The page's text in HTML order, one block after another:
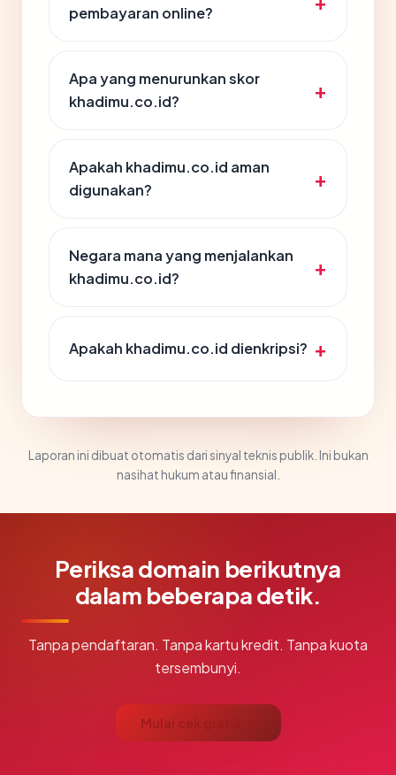
pembayaran online?
Apa yang menurunkan skor
khadimu.co.id?
Apakah khadimu.co.id aman
digunakan?
Negara mana yang menjalankan
khadimu.co.id?
Apakah khadimu.co.id dienkripsi?
Laporan ini dibuat otomatis dari sinyal teknis publik. Ini bukan
nasihat hukum atau finansial.
Periksa domain berikutnya
dalam beberapa detik.
Tanpa pendaftaran. Tanpa kartu kredit. Tanpa kuota
tersembunyi.
Mulai cek gratis →